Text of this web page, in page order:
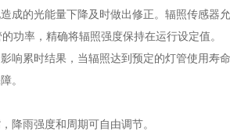
成的光能量下降及时做出修正。辐照传感器
功率，精确将辐照强度保持在运行设定值。
响累时结果，当辐照达到预定的灯管使用寿
。
降雨强度和周期可自由调节。